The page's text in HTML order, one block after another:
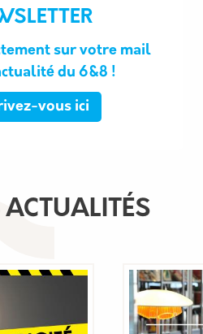
sur votre mail
du 6&8 !
vous ici
ACTUALITÉS